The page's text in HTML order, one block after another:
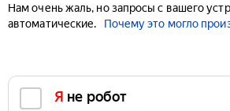
Нам очень жаль, но запросы с вашего
автоматические.
Почему это могло
Я не робот